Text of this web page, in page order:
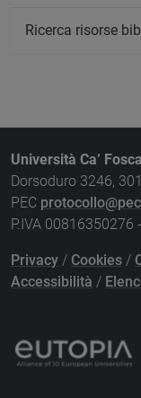
Ricerca risorse
Università Ca’
Dorsoduro 3246,
PEC
P.IVA 00816350276
Privacy / Cookies /
Accessibilità /